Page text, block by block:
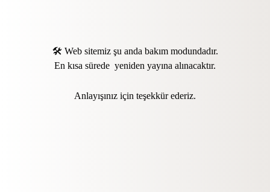
🛠️ Web sitemiz şu anda bakım modundadır.
En kısa sürede yeniden yayına alınacaktır.
Anlayışınız için teşekkür ederiz.